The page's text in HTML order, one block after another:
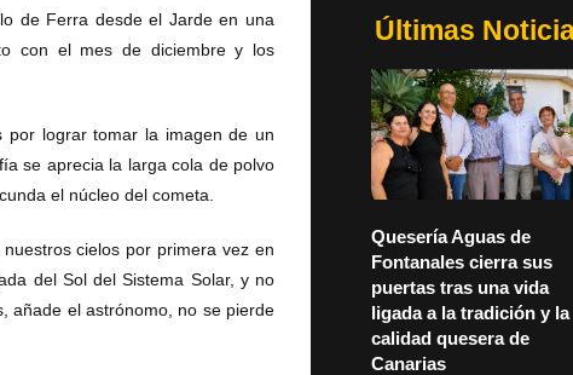
de Ferra desde el Jarde en una
con el mes de diciembre y los
por lograr tomar la imagen de un
se aprecia la larga cola de polvo
el núcleo del cometa.
cielos por primera vez en
del Sol del Sistema Solar, y no
añade el astrónomo, no se pierde
Últimas
Quesería Aguas de
Fontanales cierra sus
puertas tras una vida
ligada a la tradición y la
calidad quesera de
Canarias